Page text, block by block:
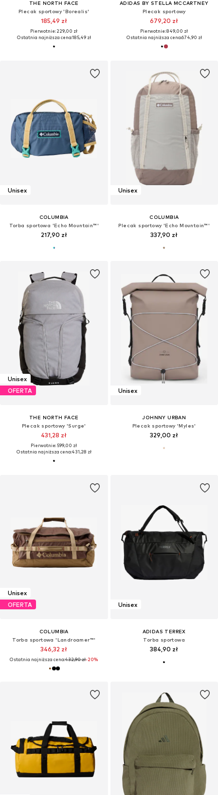
THE NORTH FACE
Plecak sportowy 'Borealis'
185,49 zł
Pierwotnie: 229,00 zł
Ostatnia najniższa cena:185,49 zł
ADIDAS BY STELLA MCCARTNEY
Plecak sportowy
679,20 zł
Pierwotnie: 849,00 zł
Ostatnia najniższa cena:674,90 zł
Unisex
COLUMBIA
Torba sportowa 'Echo Mountain™'
217,90 zł
Unisex
COLUMBIA
Plecak sportowy 'Echo Mountain™'
337,90 zł
Unisex
OFERTA
THE NORTH FACE
Plecak sportowy 'Surge'
431,28 zł
Pierwotnie: 599,00 zł
Ostatnia najniższa cena:431,28 zł
Unisex
JOHNNY URBAN
Plecak sportowy 'Myles'
329,00 zł
Unisex
OFERTA
COLUMBIA
Torba sportowa 'Landroamer™'
346,32 zł
Ostatnia najniższa cena:432,90 zł-20%
Unisex
ADIDAS TERREX
Torba sportowa
384,90 zł